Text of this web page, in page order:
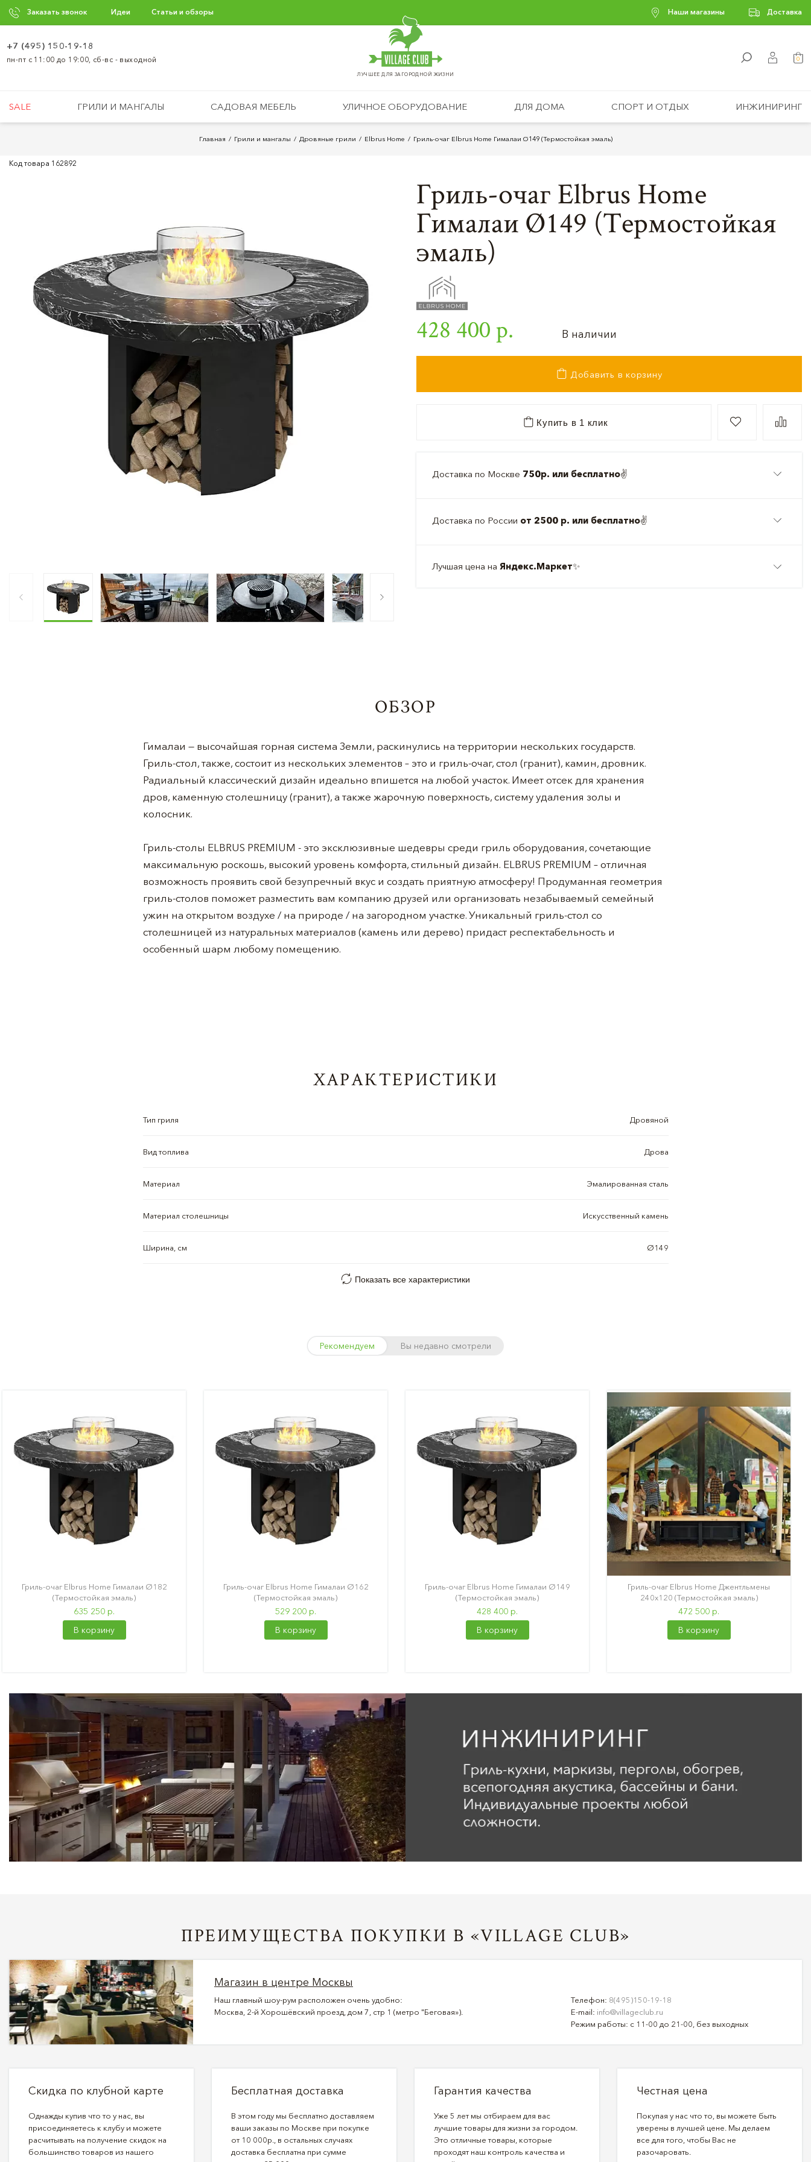
Заказать звонок Идеи Статьи и обзоры Наши магазины Доставка
ЛУЧШЕЕ ДЛЯ ЗАГОРОДНОЙ ЖИЗНИ
+7 (495) 150-19-18
пн-пт с 11:00 до 19:00, сб-вс - выходной 0
SALE ГРИЛИ И МАНГАЛЫ САДОВАЯ МЕБЕЛЬ УЛИЧНОЕ ОБОРУДОВАНИЕ ДЛЯ ДОМА СПОРТ И ОТДЫХ ИНЖИНИРИНГ
Главная Грили и мангалы Дровяные грили Elbrus Home Гриль-очаг Elbrus Home Гималаи Ø149 (Термостойкая эмаль)
Код товара 162892
Гриль-очаг Elbrus Home
Гималаи Ø149 (Термостойкая
эмаль)
428 400 р. В наличии
Добавить в корзину
Купить в 1 клик
Доставка по Москве 750р. или бесплатно✌️
Доставка по России от 2500 р. или бесплатно✌️
Лучшая цена на Яндекс.Маркет✨
ОБЗОР
Гималаи — высочайшая горная система Земли, раскинулись на территории нескольких государств.
Гриль-стол, также, состоит из нескольких элементов – это и гриль-очаг, стол (гранит), камин, дровник.
Радиальный классический дизайн идеально впишется на любой участок. Имеет отсек для хранения
дров, каменную столешницу (гранит), а также жарочную поверхность, систему удаления золы и
колосник.
Гриль-столы ELBRUS PREMIUM - это эксклюзивные шедевры среди гриль оборудования, сочетающие
максимальную роскошь, высокий уровень комфорта, стильный дизайн. ELBRUS PREMIUM – отличная
возможность проявить свой безупречный вкус и создать приятную атмосферу! Продуманная геометрия
гриль-столов поможет разместить вам компанию друзей или организовать незабываемый семейный
ужин на открытом воздухе / на природе / на загородном участке. Уникальный гриль-стол со
столешницей из натуральных материалов (камень или дерево) придаст респектабельность и
особенный шарм любому помещению.
ХАРАКТЕРИСТИКИ
Тип гриля Дровяной
Вид топлива Дрова
Материал Эмалированная сталь
Материал столешницы Искусственный камень
Ширина, см Ø149
Показать все характеристики
Рекомендуем Вы недавно смотрели
Гриль-очаг Elbrus Home Гималаи Ø182
(Термостойкая эмаль)
635 250 р.
В корзину
Гриль-очаг Elbrus Home Гималаи Ø162
(Термостойкая эмаль)
529 200 р.
В корзину
Гриль-очаг Elbrus Home Гималаи Ø149
(Термостойкая эмаль)
428 400 р.
В корзину
Гриль-очаг Elbrus Home Джентльмены
240х120 (Термостойкая эмаль)
472 500 р.
В корзину
ПРЕИМУЩЕСТВА ПОКУПКИ В «VILLAGE CLUB»
Магазин в центре Москвы
Наш главный шоу-рум расположен очень удобно:
Москва, 2-й Хорошёвский проезд, дом 7, стр 1 (метро "Беговая»).
Телефон: 8(495)150-19-18
E-mail: info@villageclub.ru
Режим работы: с 11-00 до 21-00, без выходных
Скидка по клубной карте
Однажды купив что то у нас, вы
присоединяетесь к клубу и можете
расчитывать на получение скидок на
большинство товаров из нашего
Бесплатная доставка
В этом году мы бесплатно доставляем
ваши заказы по Москве при покупке
от 10 000р., в остальных случаях
доставка бесплатна при сумме
Гарантия качества
Уже 5 лет мы отбираем для вас
лучшие товары для жизни за городом.
Это отличные товары, которые
проходят наш контроль качества и
Честная цена
Покупая у нас что то, вы можете быть
уверены в лучшей цене. Мы делаем
все для того, чтобы Вас не
разочаровать.